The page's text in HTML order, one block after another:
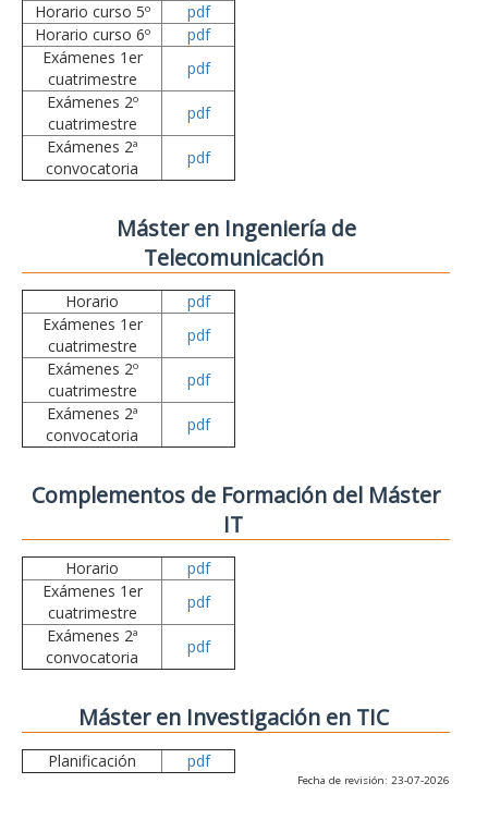
Horario curso 5º
pdf
Horario curso 6º
pdf
Exámenes 1er
cuatrimestre
pdf
Exámenes 2º
cuatrimestre
pdf
Exámenes 2ª
convocatoria
pdf
Máster en Ingeniería de
Telecomunicación
Horario
pdf
Exámenes 1er
cuatrimestre
pdf
Exámenes 2º
cuatrimestre
pdf
Exámenes 2ª
convocatoria
pdf
Complementos de Formación del Máster
IT
Horario
pdf
Exámenes 1er
cuatrimestre
pdf
Exámenes 2ª
convocatoria
pdf
Máster en Investigación en TIC
Planificación pdf
Fecha de revisión: 23-07-2026